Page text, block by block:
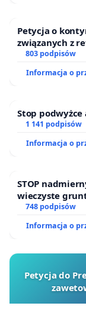
Petycja o
związanych z
803 podpisów
Informacja o
Stop
1 141 podpisów
Informacja o
STOP
wieczyste
ogrody
748 podpisów
Informacja o
Petycja do